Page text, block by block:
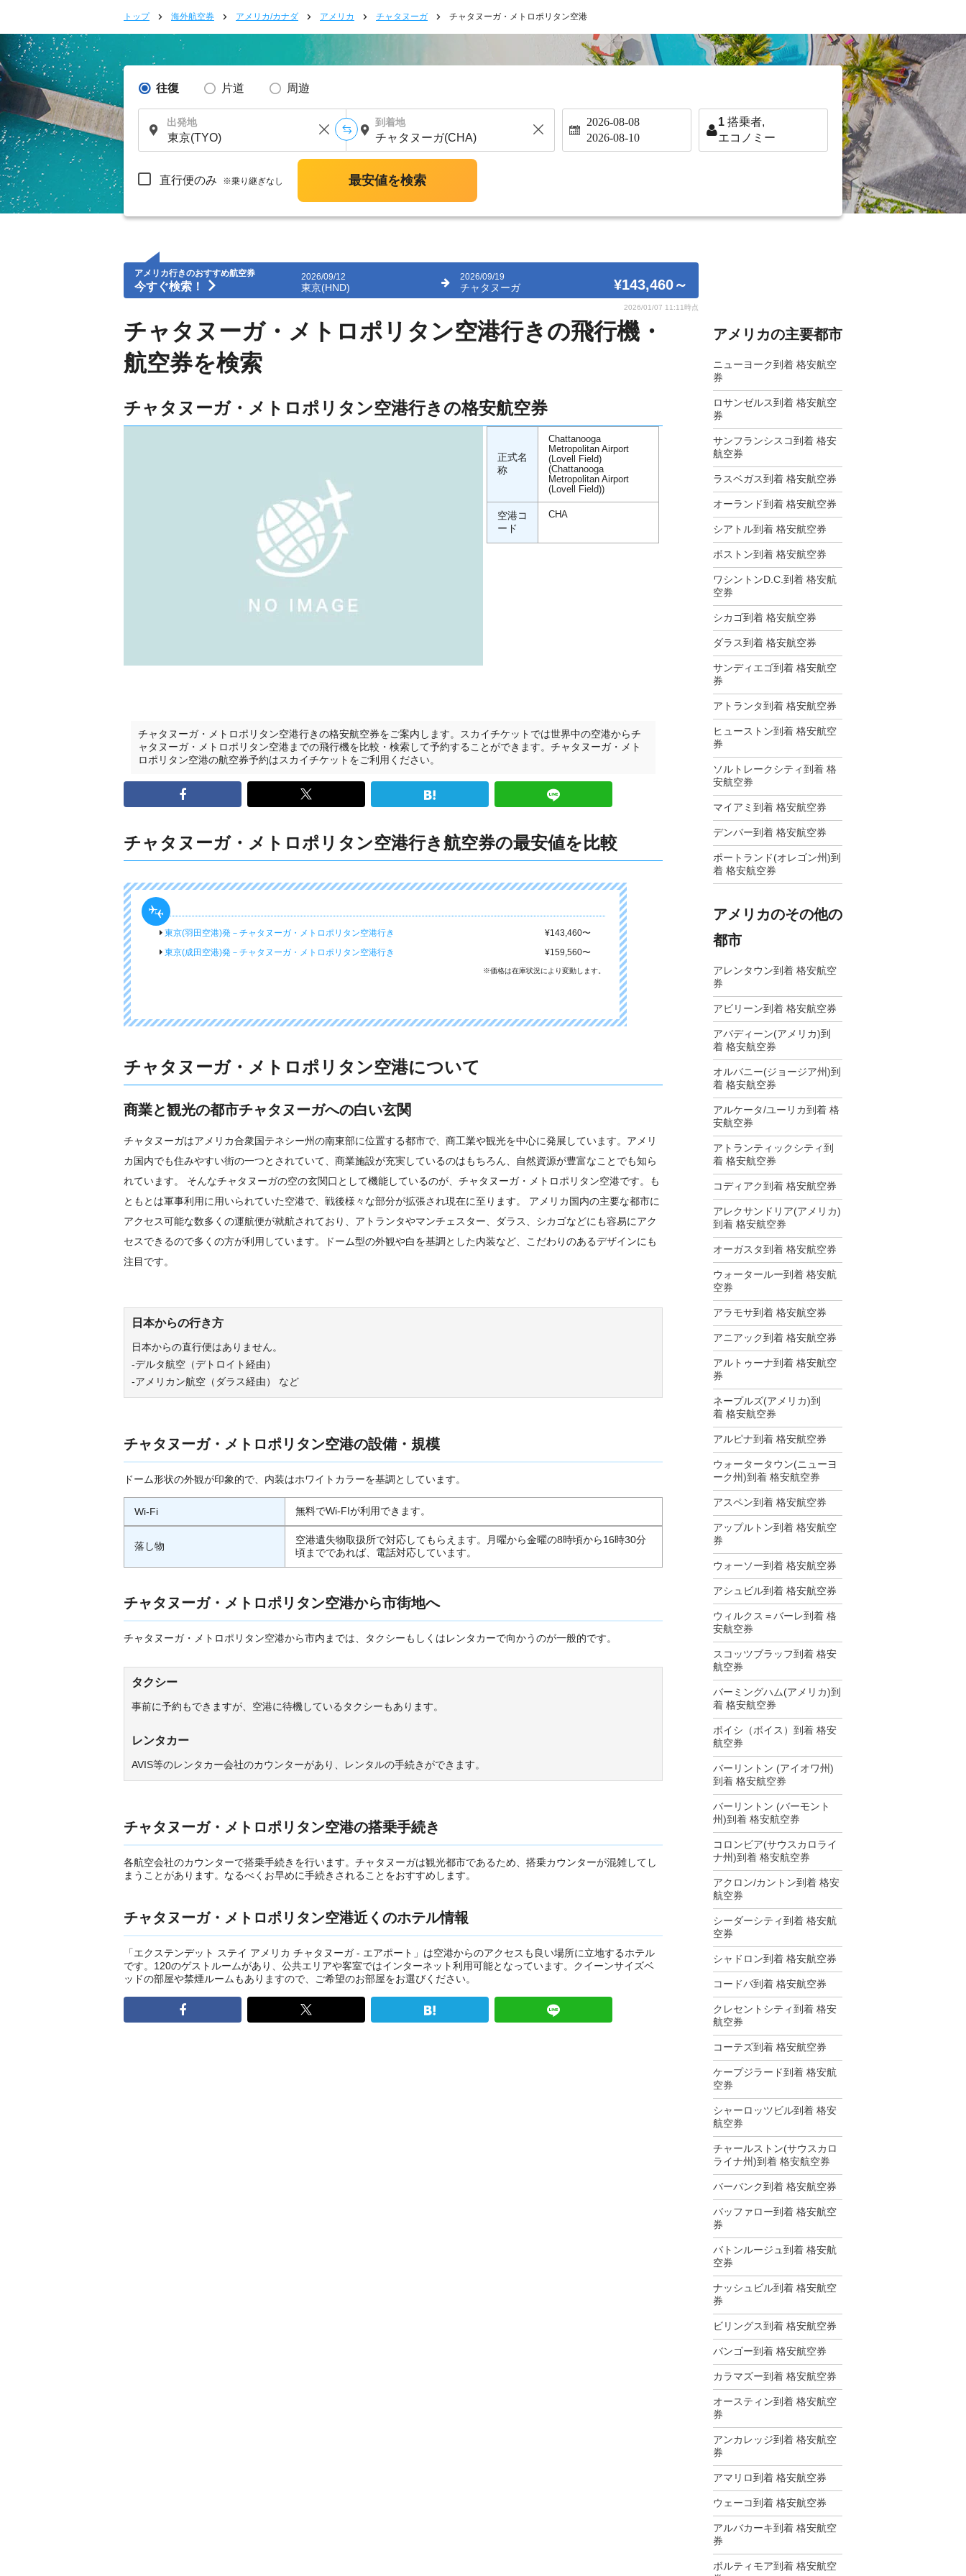
トップ 海外航空券 アメリカ/カナダ アメリカ チャタヌーガ チャタヌーガ・メトロポリタン空港
往復 片道 周遊
出発地 到着地 2026-08-08
2026-08-10
1 搭乗者,
エコノミー
直行便のみ ※乗り継ぎなし 最安値を検索
アメリカ行きのおすすめ航空券
今すぐ検索！
2026/09/12
東京(HND)
2026/09/19
チャタヌーガ ¥143,460～
2026/01/07 11:11時点
チャタヌーガ・メトロポリタン空港行きの飛行機・
航空券を検索
チャタヌーガ・メトロポリタン空港行きの格安航空券
正式名
称
Chattanooga
Metropolitan Airport
(Lovell Field)
(Chattanooga
Metropolitan Airport
(Lovell Field))
空港コ
ード
CHA
チャタヌーガ・メトロポリタン空港行きの格安航空券をご案内します。スカイチケットでは世界中の空港からチ
ャタヌーガ・メトロポリタン空港までの飛行機を比較・検索して予約することができます。チャタヌーガ・メト
ロポリタン空港の航空券予約はスカイチケットをご利用ください。
チャタヌーガ・メトロポリタン空港行き航空券の最安値を比較
東京(羽田空港)発－チャタヌーガ・メトロポリタン空港行き ¥143,460〜
東京(成田空港)発－チャタヌーガ・メトロポリタン空港行き
¥159,560〜
※価格は在庫状況により変動します。
チャタヌーガ・メトロポリタン空港について
商業と観光の都市チャタヌーガへの白い玄関
チャタヌーガはアメリカ合衆国テネシー州の南東部に位置する都市で、商工業や観光を中心に発展しています。アメリ
カ国内でも住みやすい街の一つとされていて、商業施設が充実しているのはもちろん、自然資源が豊富なことでも知ら
れています。 そんなチャタヌーガの空の玄関口として機能しているのが、チャタヌーガ・メトロポリタン空港です。も
ともとは軍事利用に用いられていた空港で、戦後様々な部分が拡張され現在に至ります。 アメリカ国内の主要な都市に
アクセス可能な数多くの運航便が就航されており、アトランタやマンチェスター、ダラス、シカゴなどにも容易にアク
セスできるので多くの方が利用しています。ドーム型の外観や白を基調とした内装など、こだわりのあるデザインにも
注目です。
日本からの行き方
日本からの直行便はありません。
-デルタ航空（デトロイト経由）
-アメリカン航空（ダラス経由） など
チャタヌーガ・メトロポリタン空港の設備・規模
ドーム形状の外観が印象的で、内装はホワイトカラーを基調としています。
Wi-Fi 無料でWi-FIが利用できます。
落し物
空港遺失物取扱所で対応してもらえます。月曜から金曜の8時頃から16時30分
頃までであれば、電話対応しています。
チャタヌーガ・メトロポリタン空港から市街地へ
チャタヌーガ・メトロポリタン空港から市内までは、タクシーもしくはレンタカーで向かうのが一般的です。
タクシー
事前に予約もできますが、空港に待機しているタクシーもあります。
レンタカー
AVIS等のレンタカー会社のカウンターがあり、レンタルの手続きができます。
チャタヌーガ・メトロポリタン空港の搭乗手続き
各航空会社のカウンターで搭乗手続きを行います。チャタヌーガは観光都市であるため、搭乗カウンターが混雑してし
まうことがあります。なるべくお早めに手続きされることをおすすめします。
チャタヌーガ・メトロポリタン空港近くのホテル情報
「エクステンデット ステイ アメリカ チャタヌーガ - エアポート」は空港からのアクセスも良い場所に立地するホテル
です。120のゲストルームがあり、公共エリアや客室ではインターネット利用可能となっています。クイーンサイズベ
ッドの部屋や禁煙ルームもありますので、ご希望のお部屋をお選びください。
アメリカの主要都市
ニューヨーク到着 格安航空
券
ロサンゼルス到着 格安航空
券
サンフランシスコ到着 格安
航空券
ラスベガス到着 格安航空券
オーランド到着 格安航空券
シアトル到着 格安航空券
ボストン到着 格安航空券
ワシントンD.C.到着 格安航
空券
シカゴ到着 格安航空券
ダラス到着 格安航空券
サンディエゴ到着 格安航空
券
アトランタ到着 格安航空券
ヒューストン到着 格安航空
券
ソルトレークシティ到着 格
安航空券
マイアミ到着 格安航空券
デンバー到着 格安航空券
ポートランド(オレゴン州)到
着 格安航空券
アメリカのその他の
都市
アレンタウン到着 格安航空
券
アビリーン到着 格安航空券
アバディーン(アメリカ)到
着 格安航空券
オルバニー(ジョージア州)到
着 格安航空券
アルケータ/ユーリカ到着 格
安航空券
アトランティックシティ到
着 格安航空券
コディアク到着 格安航空券
アレクサンドリア(アメリカ)
到着 格安航空券
オーガスタ到着 格安航空券
ウォータールー到着 格安航
空券
アラモサ到着 格安航空券
アニアック到着 格安航空券
アルトゥーナ到着 格安航空
券
ネープルズ(アメリカ)到
着 格安航空券
アルピナ到着 格安航空券
ウォータータウン(ニューヨ
ーク州)到着 格安航空券
アスペン到着 格安航空券
アップルトン到着 格安航空
券
ウォーソー到着 格安航空券
アシュビル到着 格安航空券
ウィルクス＝バーレ到着 格
安航空券
スコッツブラッフ到着 格安
航空券
バーミングハム(アメリカ)到
着 格安航空券
ボイシ（ボイス）到着 格安
航空券
バーリントン (アイオワ州)
到着 格安航空券
バーリントン (バーモント
州)到着 格安航空券
コロンビア(サウスカロライ
ナ州)到着 格安航空券
アクロン/カントン到着 格安
航空券
シーダーシティ到着 格安航
空券
シャドロン到着 格安航空券
コードバ到着 格安航空券
クレセントシティ到着 格安
航空券
コーテズ到着 格安航空券
ケープジラード到着 格安航
空券
シャーロッツビル到着 格安
航空券
チャールストン(サウスカロ
ライナ州)到着 格安航空券
バーバンク到着 格安航空券
バッファロー到着 格安航空
券
バトンルージュ到着 格安航
空券
ナッシュビル到着 格安航空
券
ビリングス到着 格安航空券
バンゴー到着 格安航空券
カラマズー到着 格安航空券
オースティン到着 格安航空
券
アンカレッジ到着 格安航空
券
アマリロ到着 格安航空券
ウェーコ到着 格安航空券
アルバカーキ到着 格安航空
券
ボルティモア到着 格安航空